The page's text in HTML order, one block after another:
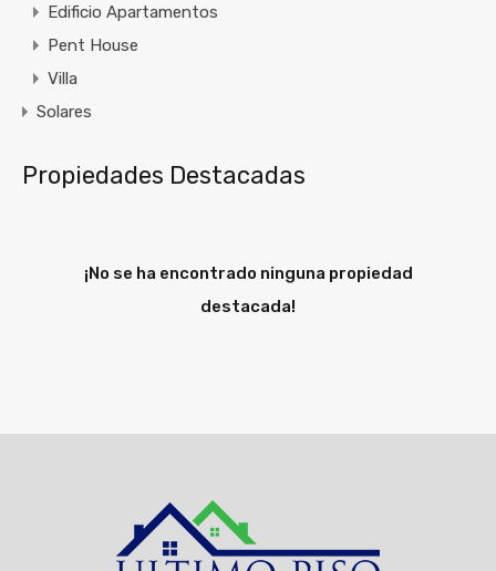
Edificio Apartamentos
Pent House
Villa
Solares
Propiedades Destacadas
¡No se ha encontrado ninguna propiedad
destacada!